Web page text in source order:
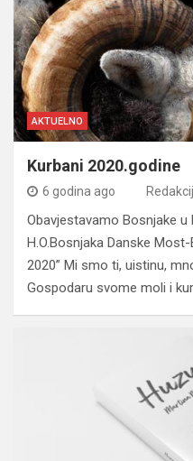
AKTUELNO
Kurbani 2020.godine
6 godina ago
Obavjestavamo Bosnjake u
H.O.Bosnjaka Danske
2020” Mi smo ti, uistinu,
Gospodaru svome moli i